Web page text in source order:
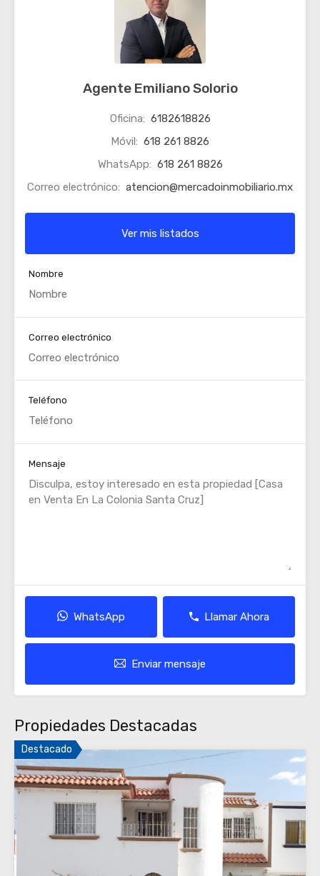
Agente Emiliano Solorio
Oficina: 6182618826
Móvil: 618 261 8826
WhatsApp: 618 261 8826
Correo electrónico: atencion@mercadoinmobiliario.mx
Ver mis listados
Nombre
Correo electrónico
Teléfono
Mensaje
WhatsApp Llamar Ahora
Enviar mensaje
Propiedades Destacadas
Destacado